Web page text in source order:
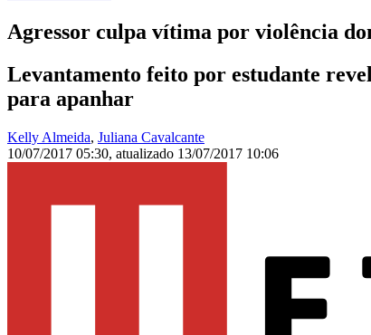
Agressor culpa vítima por violência
Levantamento feito por estudante
para apanhar
Kelly Almeida, Juliana Cavalcante
10/07/2017 05:30, atualizado 13/07/2017 10:06